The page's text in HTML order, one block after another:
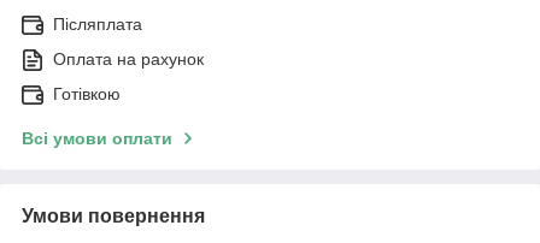
Післяплата
Оплата на рахунок
Готівкою
Всі умови оплати
Умови повернення